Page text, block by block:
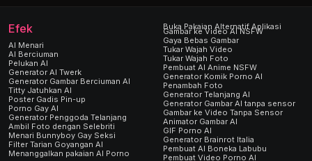
Efek
AI Menari
AI Berciuman
Pelukan AI
Generator AI Twerk
Generator Gambar Berciuman AI
Titty Jatuhkan AI
Poster Gadis Pin-up
Porno Gay AI
Generator Penggoda Telanjang
Ambil Foto dengan Selebriti
Menari Bunnyboy Gay Seksi
Filter Tarian Goyangan AI
Menanggalkan pakaian AI Porno
Buka Pakaian Alternatif Aplikasi
Gambar ke Video AI NSFW
Gaya Bebas Gambar
Tukar Wajah Video
Tukar Wajah Foto
Pembuat AI Anime NSFW
Generator Komik Porno AI
Penambah Foto
Generator Telanjang AI
Generator Gambar AI tanpa sensor
Gambar ke Video Tanpa Sensor
Animator Gambar AI
GIF Porno AI
Generator Brainrot Italia
Pembuat AI Boneka Labubu
Pembuat Video Porno AI